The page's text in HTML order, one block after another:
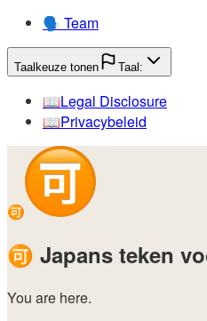
🗣️ Team
Taalkeuze tonen Taal:
📖️Legal Disclosure
📖️Privacybeleid
🉑
🉑 Japans teken
You are here.